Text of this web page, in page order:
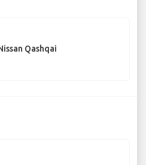
Qashqai